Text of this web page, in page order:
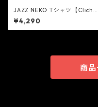
JAZZ NEKO Tシャツ【Cliché
On Guitar】
¥4,290
商品